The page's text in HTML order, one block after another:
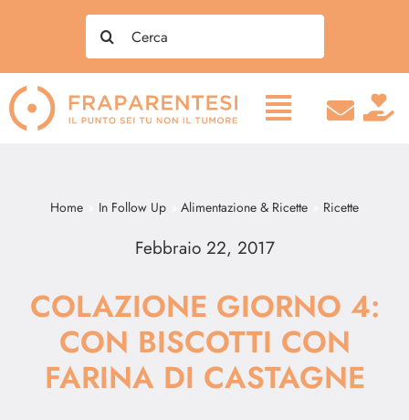
Search
for:
Home In Follow Up Alimentazione & Ricette Ricette
Febbraio 22, 2017
COLAZIONE GIORNO 4:
CON BISCOTTI CON
FARINA DI CASTAGNE